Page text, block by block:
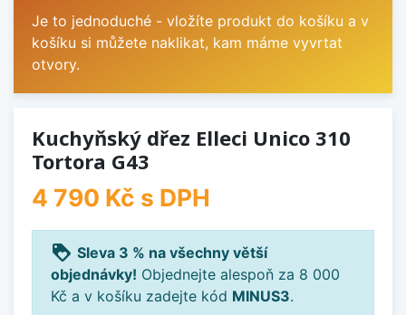
Je to jednoduché - vložíte produkt do košíku a v
košíku si můžete naklikat, kam máme vyvrtat
otvory.
Kuchyňský dřez Elleci Unico 310
Tortora G43
4 790 Kč s DPH
loyalty Sleva 3 % na všechny větší
objednávky! Objednejte alespoň za 8 000
Kč a v košíku zadejte kód MINUS3.